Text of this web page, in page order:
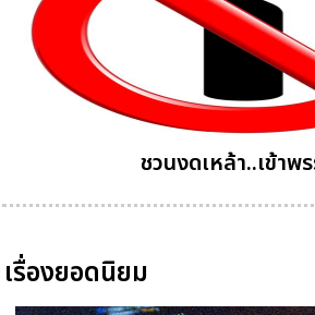
ชวนงดเหล้า..เข้าพ
เรื่องยอดนิยม